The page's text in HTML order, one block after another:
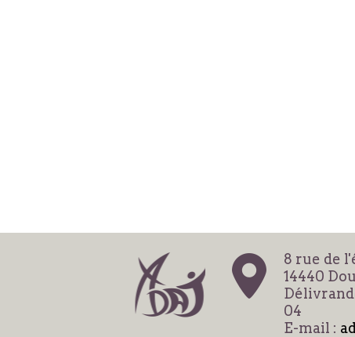
8 rue de
14440
04
E-mail :